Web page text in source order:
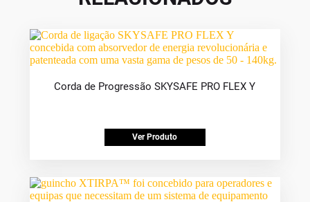
Corda de Progressão SKYSAFE PRO FLEX Y
Ver Produto